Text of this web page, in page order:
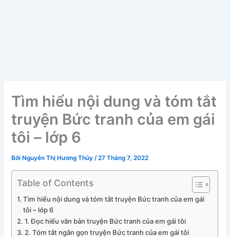
Tìm hiểu nội dung và tóm tắt
truyện Bức tranh của em gái
tôi – lớp 6
Bởi Nguyễn Thị Hương Thủy/27 Tháng 7, 2022
Table of Contents
Tìm hiểu nội dung và tóm tắt truyện Bức tranh của em gái
tôi – lớp 6
1. Đọc hiểu văn bản truyện Bức tranh của em gái tôi
2. Tóm tắt ngắn gọn truyện Bức tranh của em gái tôi